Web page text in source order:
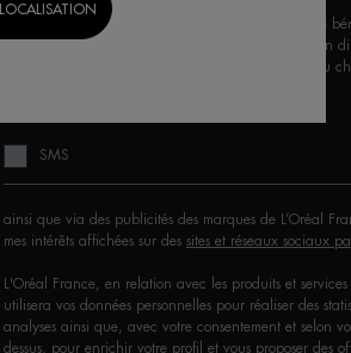
Je déclare être âgé(e) de 16 ans ou plus et souhaite
personnalisées de L’Oréal France par communication
relation avec les produits et services de Biotherm, au
SMS
ainsi que via des publicités des marques de L’Oréal
mes intérêts affichées sur des sites et réseaux sociaux
L'Oréal France, en relation avec les produits et services
utilisera vos données personnelles pour réaliser des
analyses ainsi que, avec votre consentement et selon
dessus, pour enrichir votre profil et vous proposer des